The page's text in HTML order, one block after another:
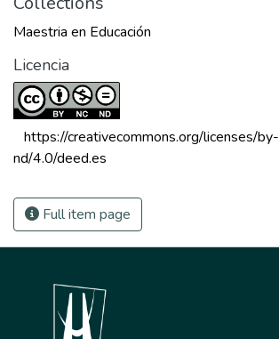
Maestria en Educación
Licencia
https://creativecommons.org/licenses/
nd/4.0/deed.es
Full item page